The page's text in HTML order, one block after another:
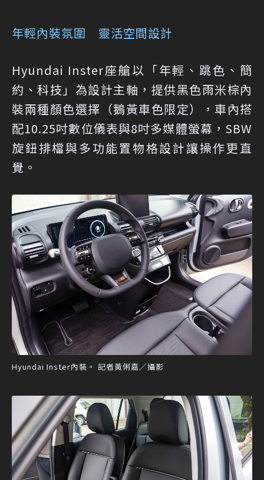
年輕內裝氛圍 靈活空間設計
Hyundai Inster座艙以「年輕、跳色、簡
約、科技」為設計主軸，提供黑色雨米棕內
裝兩種顏色選擇（鵝黃車色限定），車內搭
配10.25吋數位儀表與8吋多媒體螢幕，SBW
旋鈕排檔與多功能置物格設計讓操作更直
覺。
Hyundai Inster內裝。 記者黃俐嘉／攝影